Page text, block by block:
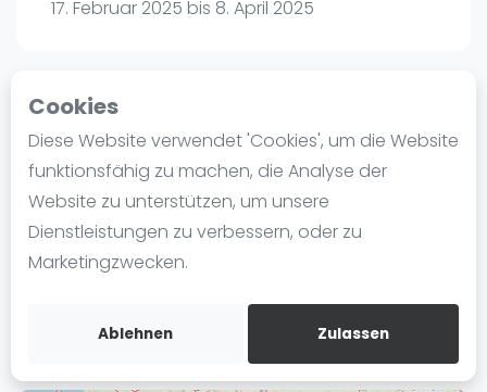
Cookies
Diese Website verwendet 'Cookies', um die Website
funktionsfähig zu machen, die Analyse der
Website zu unterstützen, um unsere
Dienstleistungen zu verbessern, oder zu
Marketingzwecken.
Ablehnen Zulassen
Frauen
Blog
Die Geschichte von Padel
Regeln und Punktzählung
Padel Schläge
Video
17. Februar 2025 bis 8. April 2025
Playtomic
Padelon Gelsenkirchen |
Zweckeler Str.55
45896
Routebeschrijving